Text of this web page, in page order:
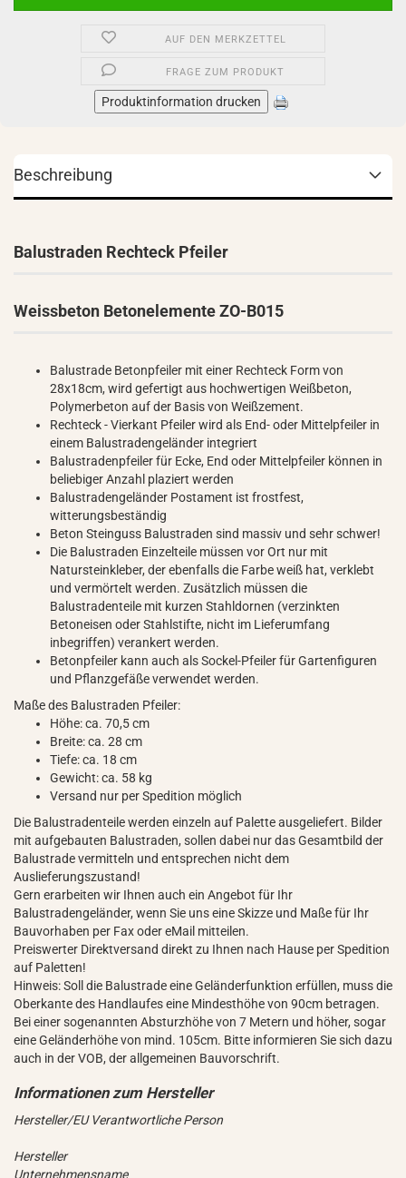
AUF DEN MERKZETTEL
FRAGE ZUM PRODUKT
Produktinformation drucken
Beschreibung
Balustraden Rechteck Pfeiler
Weissbeton Betonelemente ZO-B015
Balustrade Betonpfeiler mit einer Rechteck Form von
28x18cm, wird gefertigt aus hochwertigen Weißbeton,
Polymerbeton auf der Basis von Weißzement.
Rechteck - Vierkant Pfeiler wird als End- oder Mittelpfeiler in
einem Balustradengeländer integriert
Balustradenpfeiler für Ecke, End oder Mittelpfeiler können in
beliebiger Anzahl plaziert werden
Balustradengeländer Postament ist frostfest,
witterungsbeständig
Beton Steinguss Balustraden sind massiv und sehr schwer!
Die Balustraden Einzelteile müssen vor Ort nur mit
Natursteinkleber, der ebenfalls die Farbe weiß hat, verklebt
und vermörtelt werden. Zusätzlich müssen die
Balustradenteile mit kurzen Stahldornen (verzinkten
Betoneisen oder Stahlstifte, nicht im Lieferumfang
inbegriffen) verankert werden.
Betonpfeiler kann auch als Sockel-Pfeiler für Gartenfiguren
und Pflanzgefäße verwendet werden.
Maße des Balustraden Pfeiler:
Höhe: ca. 70,5 cm
Breite: ca. 28 cm
Tiefe: ca. 18 cm
Gewicht: ca. 58 kg
Versand nur per Spedition möglich
Die Balustradenteile werden einzeln auf Palette ausgeliefert. Bilder
mit aufgebauten Balustraden, sollen dabei nur das Gesamtbild der
Balustrade vermitteln und entsprechen nicht dem
Auslieferungszustand!
Gern erarbeiten wir Ihnen auch ein Angebot für Ihr
Balustradengeländer, wenn Sie uns eine Skizze und Maße für Ihr
Bauvorhaben per Fax oder eMail mitteilen.
Preiswerter Direktversand direkt zu Ihnen nach Hause per Spedition
auf Paletten!
Hinweis: Soll die Balustrade eine Geländerfunktion erfüllen, muss die
Oberkante des Handlaufes eine Mindesthöhe von 90cm betragen.
Bei einer sogenannten Absturzhöhe von 7 Metern und höher, sogar
eine Geländerhöhe von mind. 105cm. Bitte informieren Sie sich dazu
auch in der VOB, der allgemeinen Bauvorschrift.
Hersteller/EU Verantwortliche Person
Hersteller
Unternehmensname